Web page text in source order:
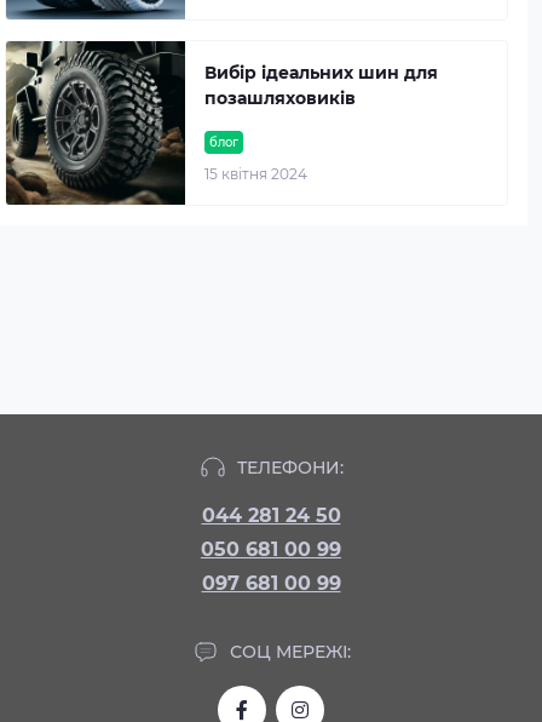
блог
15 квітня 2024
Вибір ідеальних шин для
позашляховиків
ТЕЛЕФОНИ:
044 281 24 50
050 681 00 99
097 681 00 99
СОЦ МЕРЕЖІ: